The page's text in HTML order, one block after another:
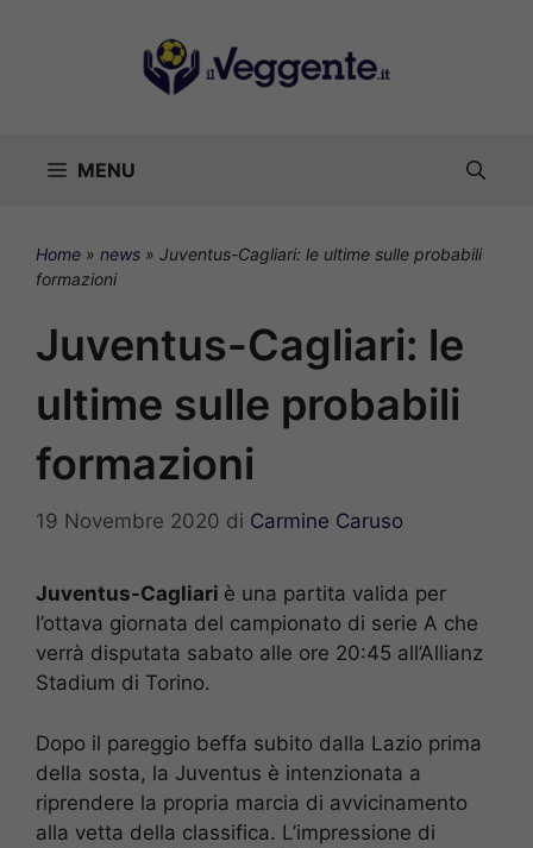
MENU
Home » news » Juventus-Cagliari: le ultime sulle probabili
formazioni
Juventus-Cagliari: le
ultime sulle probabili
formazioni
19 Novembre 2020 di Carmine Caruso
Juventus-Cagliari è una partita valida per
l’ottava giornata del campionato di serie A che
verrà disputata sabato alle ore 20:45 all’Allianz
Stadium di Torino.
Dopo il pareggio beffa subito dalla Lazio prima
della sosta, la Juventus è intenzionata a
riprendere la propria marcia di avvicinamento
alla vetta della classifica. L’impressione di